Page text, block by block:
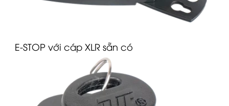
E-STOP với cáp XLRsẵn có